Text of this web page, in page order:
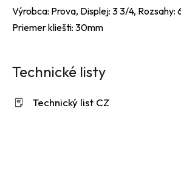
Výrobca: Prova, Displej: 3 3/4,
Priemer kliešti: 30mm
Technické listy
Technický list CZ